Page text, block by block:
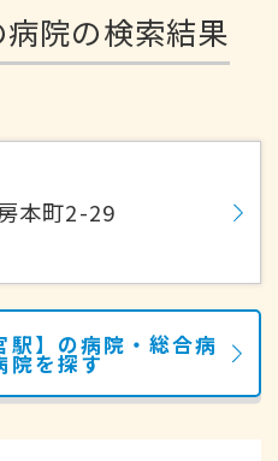
院の検索結果
本町2-29
駅】の病院・総合病
院を探す